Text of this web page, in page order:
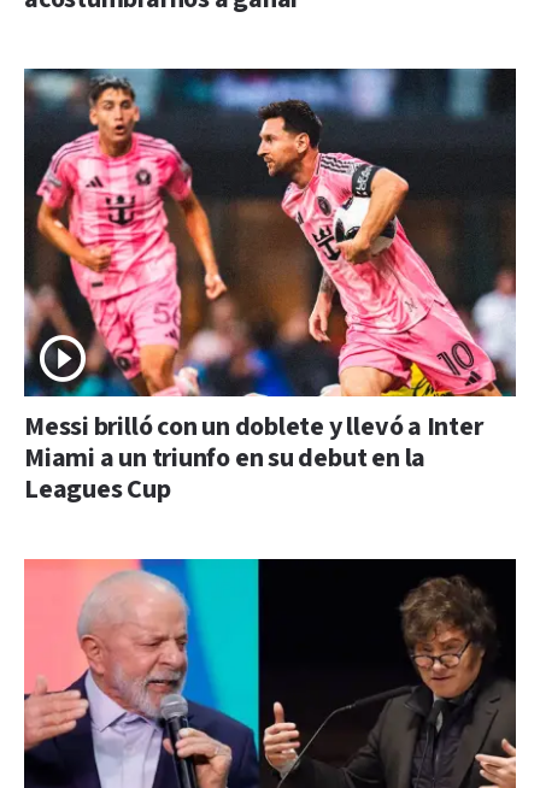
Messi brilló con un doblete y llevó a Inter
Miami a un triunfo en su debut en la
Leagues Cup